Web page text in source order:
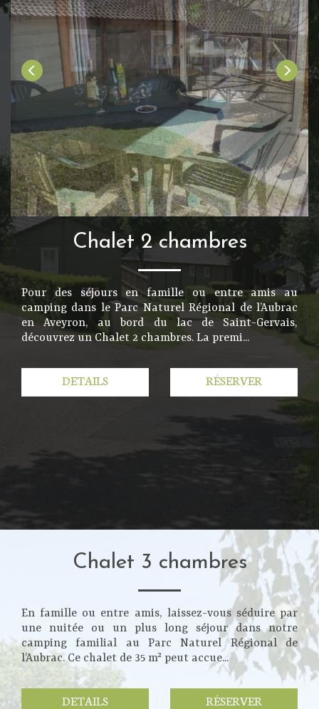
Chalet 2 chambres
Pour des séjours en famille ou entre amis au
camping dans le Parc Naturel Régional de l’Aubrac
en Aveyron, au bord du lac de Saint-Gervais,
découvrez un Chalet 2 chambres. La premi...
DETAILS RÉSERVER
Chalet 3 chambres
En famille ou entre amis, laissez-vous séduire par
une nuitée ou un plus long séjour dans notre
camping familial au Parc Naturel Régional de
l’Aubrac. Ce chalet de 35 m² peut accue...
DETAILS RÉSERVER